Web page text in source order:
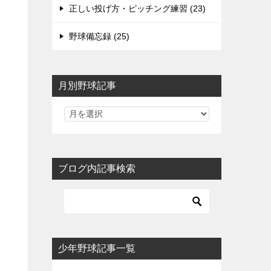
正しい投げ方・ピッチング練習 (23)
野球備忘録 (25)
月別野球記事
ブログ内記事検索
少年野球記事一覧